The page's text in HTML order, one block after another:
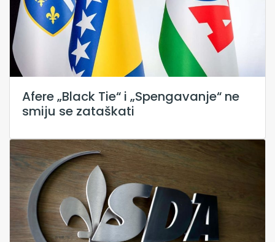
Afere „Black Tie“ i „Spengavanje“ ne
smiju se zataškati